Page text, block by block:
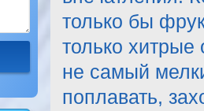
только бы
только
не самый
поплавать,